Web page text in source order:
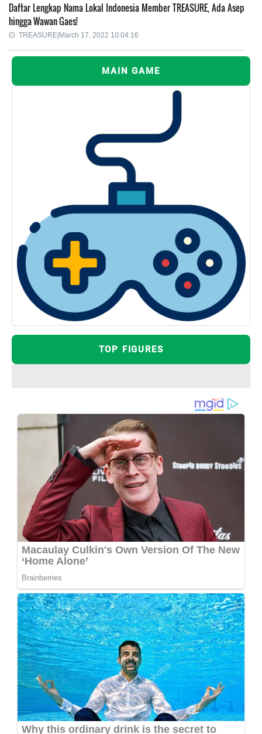
Daftar Lengkap Nama Lokal Indonesia Member TREASURE, Ada Asep
hingga Wawan Gaes!
TREASURE|March 17, 2022 10:04:16
MAIN GAME
TOP FIGURES